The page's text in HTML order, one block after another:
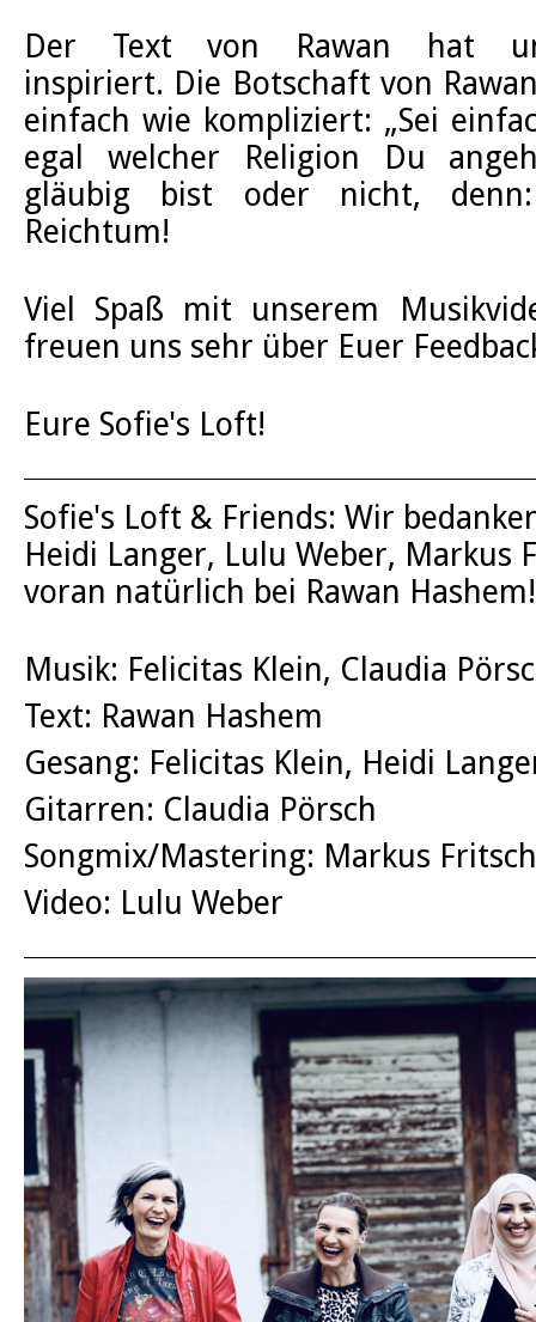
Der Text von Rawan hat
inspiriert. Die Botschaft von
einfach wie kompliziert: „Sei
egal welcher Religion Du
gläubig bist oder nicht,
Reichtum!
Viel Spaß mit unserem
freuen uns sehr über Euer
Eure Sofie's Loft!
Sofie's Loft & Friends: Wir
Heidi Langer, Lulu Weber, Markus
voran natürlich bei Rawan Hashem!
Musik: Felicitas Klein, Claudia
Text: Rawan Hashem
Gesang: Felicitas Klein, Heidi
Gitarren: Claudia Pörsch
Songmix/Mastering: Markus Fritsch
Video: Lulu Weber